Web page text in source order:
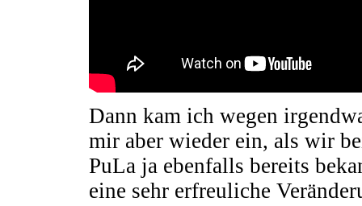
Dann kam ich wegen
mir aber wieder ein, als wir
PuLa ja ebenfalls bereits
eine sehr erfreuliche